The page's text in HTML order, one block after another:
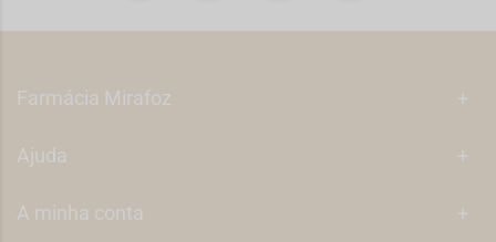
Farmácia Mirafoz +
Ajuda +
A minha conta +